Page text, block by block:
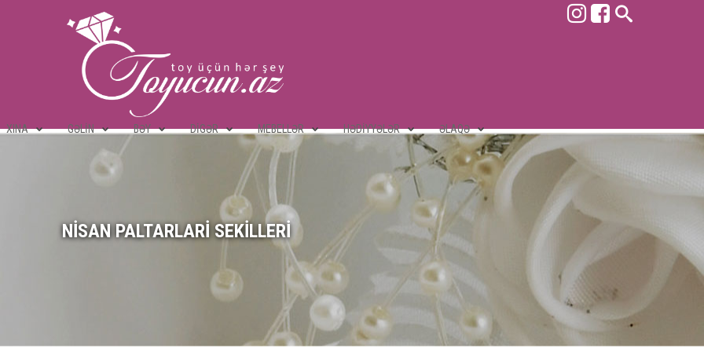
XINA GƏLIN BƏY DIGƏR MEBELLƏR HƏDIYYƏLƏR ƏLAQƏ
NISAN PALTARLARI SEKILLERI